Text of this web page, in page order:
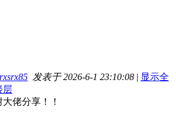
发表于 2026-6-1 23:10:08 | 显示全
层
大佬分享！！